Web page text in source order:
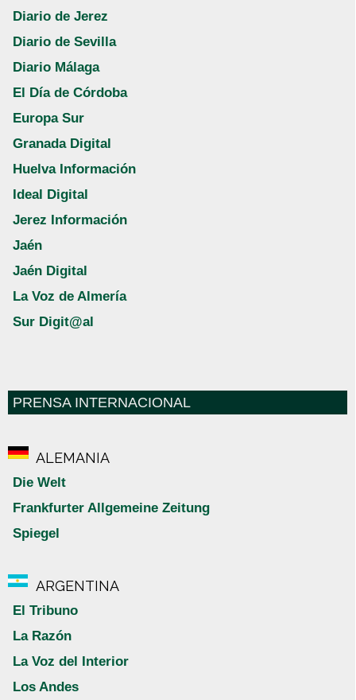
Diario de Jerez
Diario de Sevilla
Diario Málaga
El Día de Córdoba
Europa Sur
Granada Digital
Huelva Información
Ideal Digital
Jerez Información
Jaén
Jaén Digital
La Voz de Almería
Sur Digit@al
PRENSA INTERNACIONAL
ALEMANIA
Die Welt
Frankfurter Allgemeine Zeitung
Spiegel
ARGENTINA
El Tribuno
La Razón
La Voz del Interior
Los Andes